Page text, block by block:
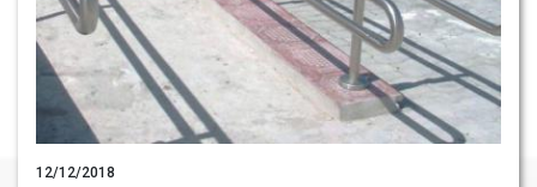
12/12/2018